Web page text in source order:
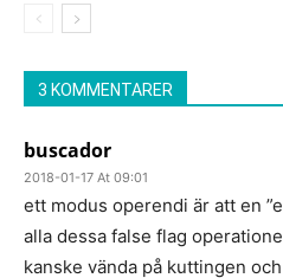
3 KOMMENTARER
buscador
2018-01-17 At 09:01
ett modus operendi är att en
alla dessa false flag
kanske vända på kuttingen